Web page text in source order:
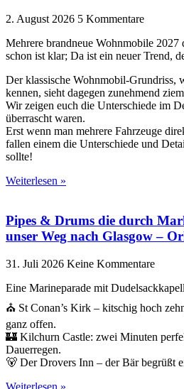
2. August 2026 5 Kommentare
Mehrere brandneue Wohnmobile 2027
schon ist klar; Da ist ein neuer Trend,
Der klassische Wohnmobil-Grundriss,
kennen, sieht dagegen zunehmend
Wir zeigen euch die Unterschiede im
überrascht waren.
Erst wenn man mehrere Fahrzeuge
fallen einem die Unterschiede und
sollte!
Weiterlesen »
Pipes & Drums die durch
unser Weg nach Glasgow –
31. Juli 2026 Keine Kommentare
Eine Marineparade mit
⛪ St Conan’s Kirk – kitschig hoch
ganz offen.
🏰 Kilchurn Castle: zwei Minuten
Dauerregen.
🐻 Der Drovers Inn – der Bär begrüßt